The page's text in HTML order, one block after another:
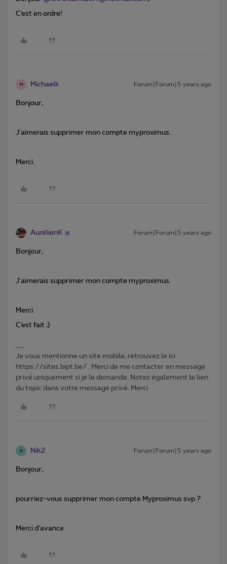
C’est en ordre!
M Michaelk Forum|Forum|5 years ago
Bonjour,
J'aimerais supprimer mon compte myproximus.
Merci.
AurélienK Forum|Forum|5 years ago
Bonjour,
J'aimerais supprimer mon compte myproximus.
Merci.
C’est fait ;)
Je vous mentionne un site mobile, retrouvez le ici
https://sites.bipt.be/ . Merci de me contacter en message
privé uniquement si je le demande. Notez également le lien
du topic dans votre message privé. Merci
N Nik2 Forum|Forum|5 years ago
Bonjour,
pourriez-vous supprimer mon compte Myproximus svp ?
Merci d’avance